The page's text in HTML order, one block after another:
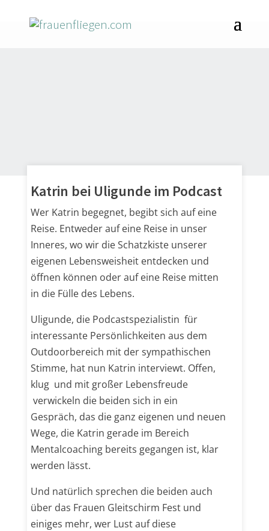
Katrin bei Uligunde im Podcast
Wer Katrin begegnet, begibt sich auf eine
Reise. Entweder auf eine Reise in unser
Inneres, wo wir die Schatzkiste unserer
eigenen Lebensweisheit entdecken und
öffnen können oder auf eine Reise mitten
in die Fülle des Lebens.
Uligunde, die Podcastspezialistin für
interessante Persönlichkeiten aus dem
Outdoorbereich mit der sympathischen
Stimme, hat nun Katrin interviewt. Offen,
klug und mit großer Lebensfreude
verwickeln die beiden sich in ein
Gespräch, das die ganz eigenen und neuen
Wege, die Katrin gerade im Bereich
Mentalcoaching bereits gegangen ist, klar
werden lässt.
Und natürlich sprechen die beiden auch
über das Frauen Gleitschirm Fest und
einiges mehr, wer Lust auf diese